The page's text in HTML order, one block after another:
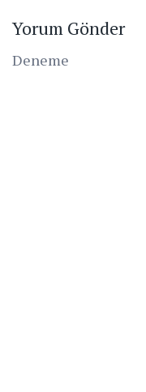
Yorum Gönder
Deneme